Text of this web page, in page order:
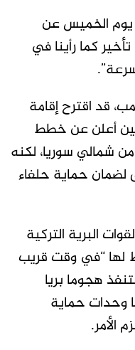
يوم الخميس عن
كما رأينا في
قد اقترح إقامة
حين أعلن عن خطط
شمالي سوريا، لكنه
حماية حلفاء
البرية التركية
لها “في وقت قريب
هجوما بريا
وحدات حماية
الأمر.